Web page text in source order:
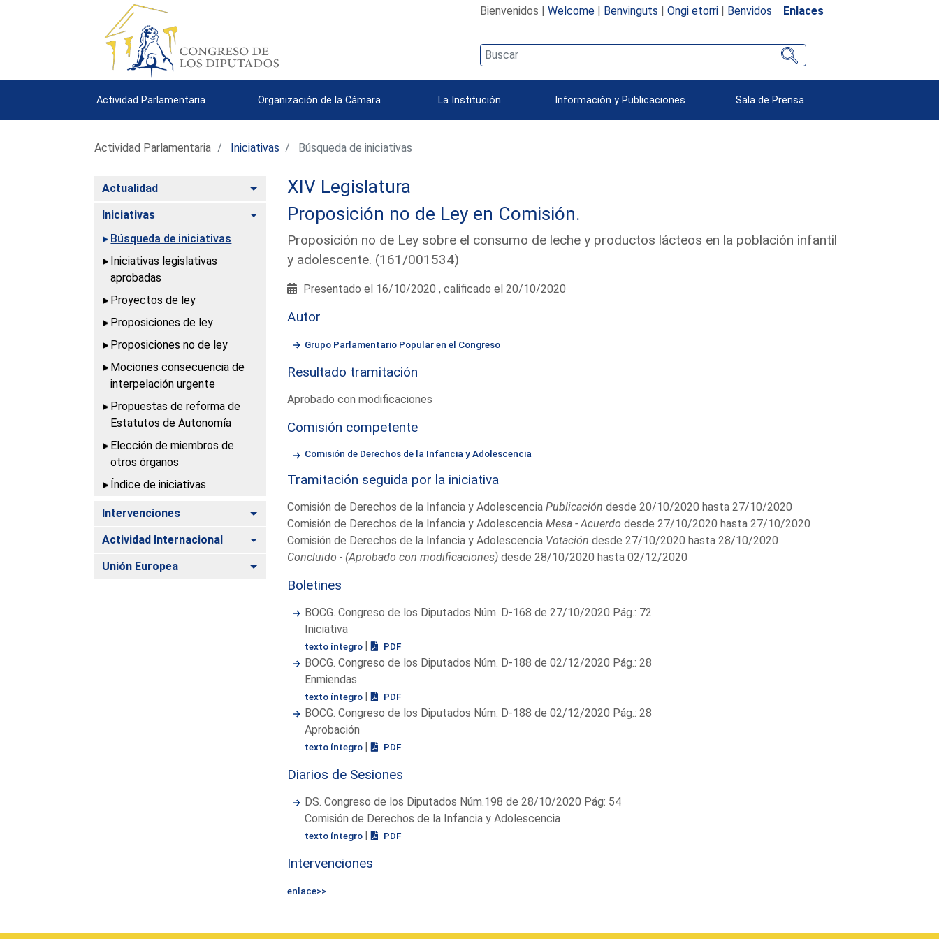
Bienvenidos | Welcome| Benvinguts | Ongi etorri| Benvidos Enlaces
Actividad Parlamentaria Organización de la Cámara La Institución Información y Publicaciones Sala de Prensa
Actividad Parlamentaria Iniciativas Búsqueda de iniciativas
Actualidad Alternar
Iniciativas
Alternar
Búsqueda de iniciativas
Iniciativas legislativas
aprobadas
Proyectos de ley
Proposiciones de ley
Proposiciones no de ley
Mociones consecuencia de
interpelación urgente
Propuestas de reforma de
Estatutos de Autonomía
Elección de miembros de
otros órganos
Índice de iniciativas
Intervenciones Alternar
Actividad Internacional Alternar
Unión Europea Alternar
XIV Legislatura
Proposición no de Ley en Comisión.
Proposición no de Ley sobre el consumo de leche y productos lácteos en la población infantil
y adolescente. (161/001534)
Presentado el 16/10/2020 , calificado el 20/10/2020
Autor
Grupo Parlamentario Popular en el Congreso
Resultado tramitación
Aprobado con modificaciones
Comisión competente
Comisión de Derechos de la Infancia y Adolescencia
Tramitación seguida por la iniciativa
Comisión de Derechos de la Infancia y Adolescencia Publicación desde 20/10/2020 hasta 27/10/2020
Comisión de Derechos de la Infancia y Adolescencia Mesa - Acuerdo desde 27/10/2020 hasta 27/10/2020
Comisión de Derechos de la Infancia y Adolescencia Votación desde 27/10/2020 hasta 28/10/2020
Concluido - (Aprobado con modificaciones)desde 28/10/2020 hasta 02/12/2020
Boletines
BOCG. Congreso de los Diputados Núm. D-168 de 27/10/2020 Pág.: 72
Iniciativa
texto íntegro | PDF
BOCG. Congreso de los Diputados Núm. D-188 de 02/12/2020 Pág.: 28
Enmiendas
texto íntegro | PDF
BOCG. Congreso de los Diputados Núm. D-188 de 02/12/2020 Pág.: 28
Aprobación
texto íntegro | PDF
Diarios de Sesiones
DS. Congreso de los Diputados Núm.198 de 28/10/2020 Pág: 54
Comisión de Derechos de la Infancia y Adolescencia
texto íntegro | PDF
Intervenciones
enlace>>